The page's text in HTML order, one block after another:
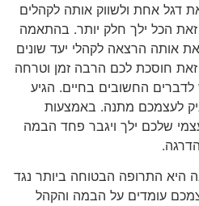
דגל אחת ולשווק אותה לקהלים
זאת הכל ילך חלק יותר. בהתאמה
אותה הרצאה לקהלי יעד שונים
זאת חוסכת לכם הרבה זמן וטרחה
החשובים בחיים. הגיע
לעצמכם מתנה. באמצעות
שלכם ילך ויגבר פחד הבמה
היא התרופה הבטוחה ביותר נגד
עומדים על הבמה והקהל